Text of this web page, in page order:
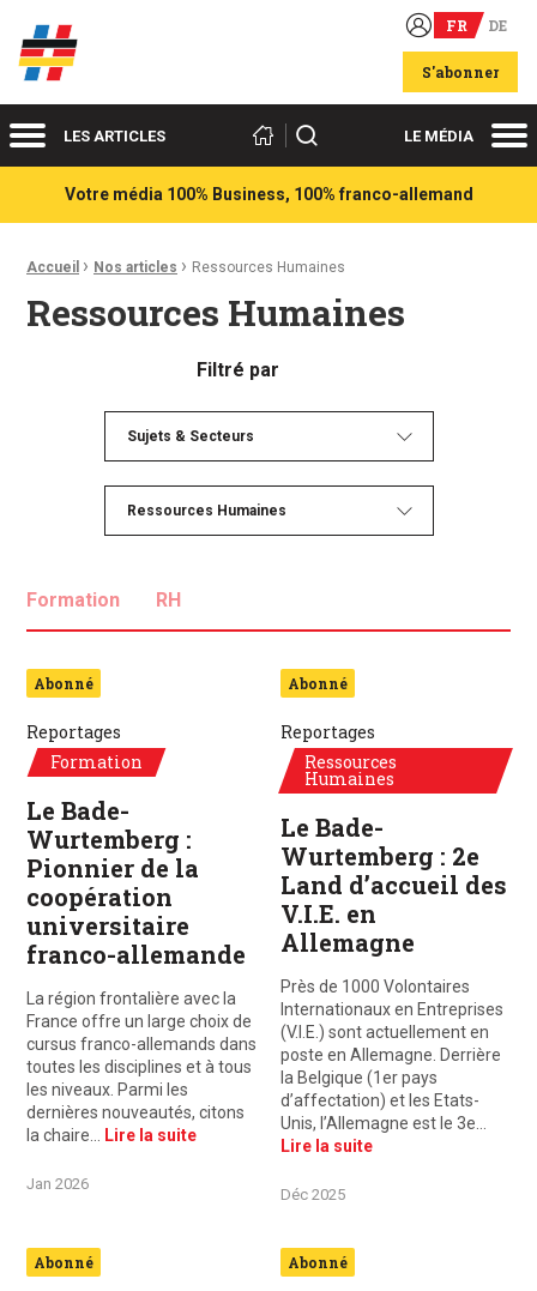
Acteurs du franco-allemand FR DE
S'abonner
MenuLES ARTICLES Rechercher LE MÉDIA
Votre média 100% Business, 100% franco-allemand
Fil d'Ariane :
Accueil › Nos articles › Ressources Humaines
Ressources Humaines
Filtré par
Sujets & Secteurs
Ressources Humaines
Formation RH
Abonné
Reportages
Formation
Le Bade-
Wurtemberg :
Pionnier de la
coopération
universitaire
franco-allemande
La région frontalière avec la
France offre un large choix de
cursus franco-allemands dans
toutes les disciplines et à tous
les niveaux. Parmi les
dernières nouveautés, citons
la chaire…
Lire la suite
Jan 2026
Abonné
Reportages
Ressources
Humaines
Le Bade-
Wurtemberg : 2e
Land d’accueil des
V.I.E. en
Allemagne
Près de 1000 Volontaires
Internationaux en Entreprises
(V.I.E.) sont actuellement en
poste en Allemagne. Derrière
la Belgique (1er pays
d’affectation) et les Etats-
Unis, l’Allemagne est le 3e…
Lire la suite
Déc 2025
Abonné Abonné